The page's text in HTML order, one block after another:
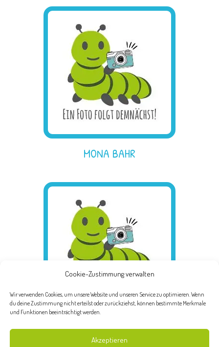
Cookie-Zustimmung verwalten
Wir verwenden Cookies, um unsere Website und unseren Service zu optimieren. Wenn
du deine Zustimmung nicht erteilst oder zurückziehst, können bestimmte Merkmale
und Funktionen beeinträchtigt werden.
Akzeptieren
MONA BAHR
ELISABETH FALKNER